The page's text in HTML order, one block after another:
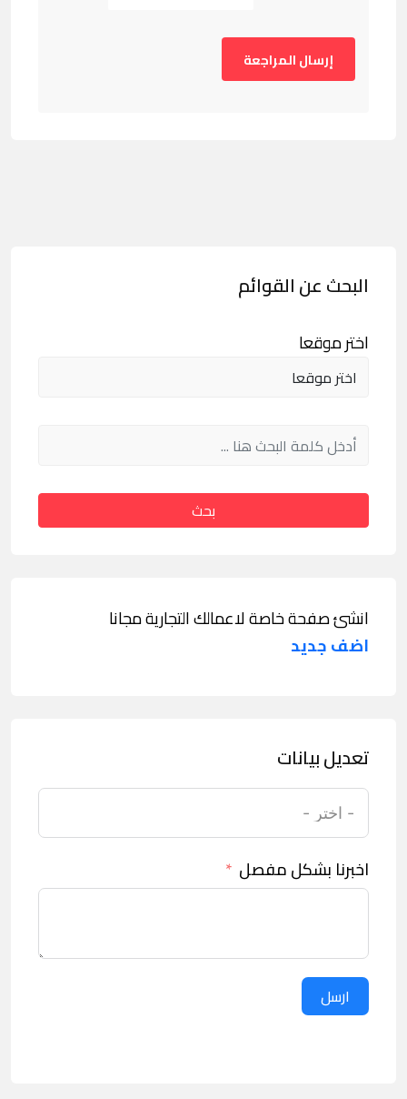
البحث عن القوائم
اختر موقعا
بحث
انشئ صفحة خاصة لاعمالك التجارية مجانا
اضف جديد
تعديل بيانات
اخبرنا بشكل مفصل
ارسل